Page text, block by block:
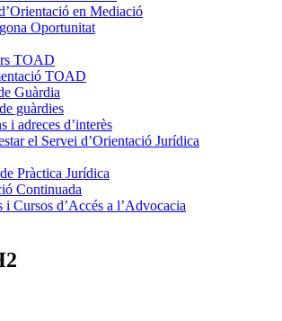
en Mediació
Oportunitat
TOAD
TOAD
Guàrdia
guàrdies
i adreces d’interès
el Servei d’Orientació Jurídica
Pràctica Jurídica
Continuada
i Cursos d’Accés a l’Advocacia